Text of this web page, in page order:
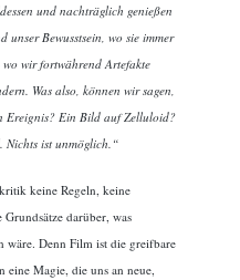
und nachträglich genießen
Bewusstsein, wo sie immer
wir fortwährend Artefakte
Was also, können wir sagen,
Ereignis? Ein Bild auf Zelluloid?
Nichts ist unmöglich.“
keine Regeln, keine
darüber, was
wäre. Denn Film ist die greifbare
eine Magie, die uns an neue,